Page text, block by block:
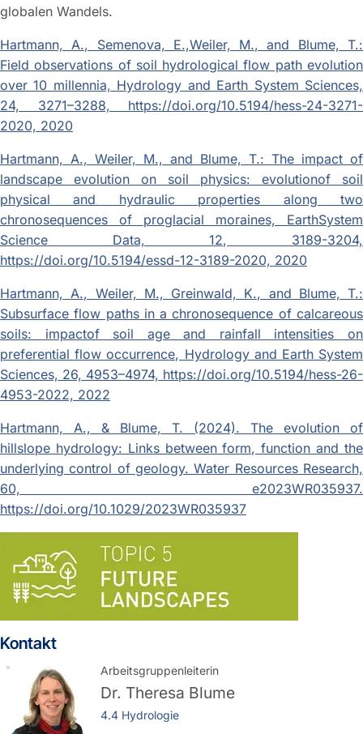
globalen Wandels.
Hartmann, A., Semenova, E.,Weiler, M., and Blume, T.:
Field observations of soil hydrological flow path evolution
over 10 millennia, Hydrology and Earth System Sciences,
24, 3271–3288, https://doi.org/10.5194/hess-24-3271-
2020, 2020
Hartmann, A., Weiler, M., and Blume, T.: The impact of
landscape evolution on soil physics: evolutionof soil
physical and hydraulic properties along two
chronosequences of proglacial moraines, EarthSystem
Science Data, 12, 3189-3204,
https://doi.org/10.5194/essd-12-3189-2020, 2020
Hartmann, A., Weiler, M., Greinwald, K., and Blume, T.:
Subsurface flow paths in a chronosequence of calcareous
soils: impactof soil age and rainfall intensities on
preferential flow occurrence, Hydrology and Earth System
Sciences, 26, 4953–4974, https://doi.org/10.5194/hess-26-
4953-2022, 2022
Hartmann, A., & Blume, T. (2024). The evolution of
hillslope hydrology: Links between form, function and the
underlying control of geology. Water Resources Research,
60, e2023WR035937.
https://doi.org/10.1029/2023WR035937
Kontakt
Arbeitsgruppenleiterin
Dr. Theresa Blume
4.4 Hydrologie